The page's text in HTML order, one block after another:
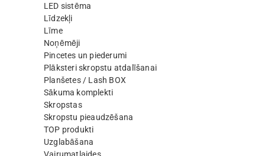
LED sistēma
Līdzekļi
Līme
Noņēmēji
Pincetes un piederumi
Plāksteri skropstu atdalīšanai
Planšetes / Lash BOX
Sākuma komplekti
Skropstas
Skropstu pieaudzēšana
TOP produkti
Uzglabāšana
Vairumatlaides